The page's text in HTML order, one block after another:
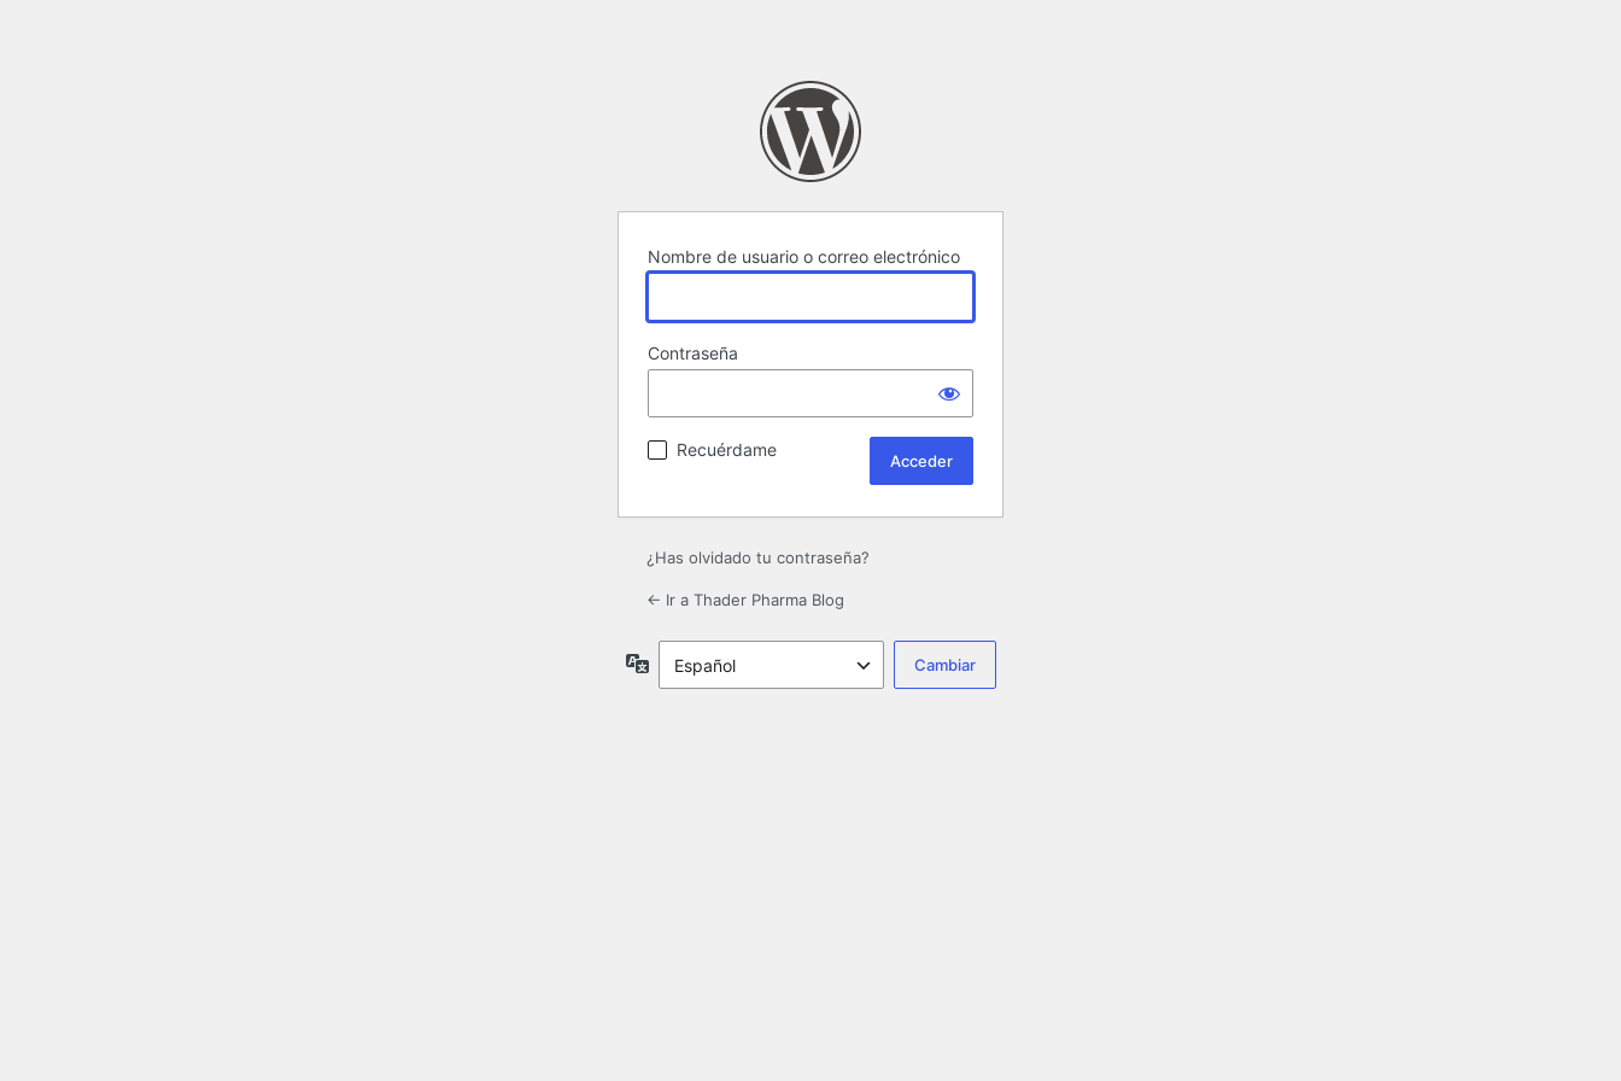
Nombre de usuario o correo electrónico
Contraseña
Recuérdame
¿Has olvidado tu contraseña?
← Ir a Thader Pharma Blog
Idioma